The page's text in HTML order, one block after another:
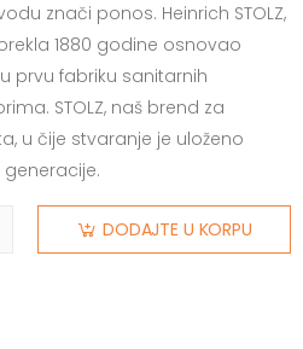
znači ponos. Heinrich STOLZ,
1880 godine osnovao
prvu fabriku sanitarnih
STOLZ, naš brend za
u čije stvaranje je uloženo
DODAJTE U KORPU